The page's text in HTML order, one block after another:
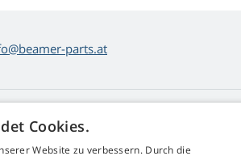
parts.at
Cookies.
Website zu verbessern. Durch die